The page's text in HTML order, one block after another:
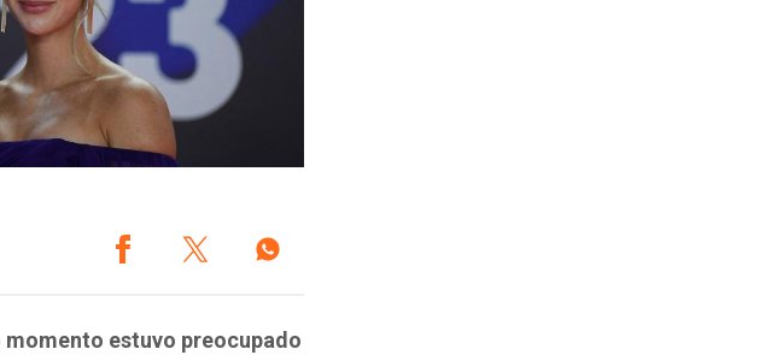
estuvo preocupado